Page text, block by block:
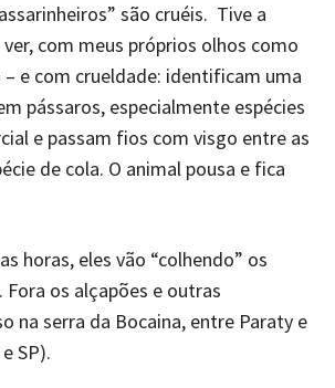
são cruéis. Tive a
com meus próprios olhos como
e com crueldade: identificam uma
pássaros, especialmente espécies
e passam fios com visgo entre as
de cola. O animal pousa e fica
horas, eles vão “colhendo” os
Fora os alçapões e outras
na serra da Bocaina, entre Paraty e
SP).